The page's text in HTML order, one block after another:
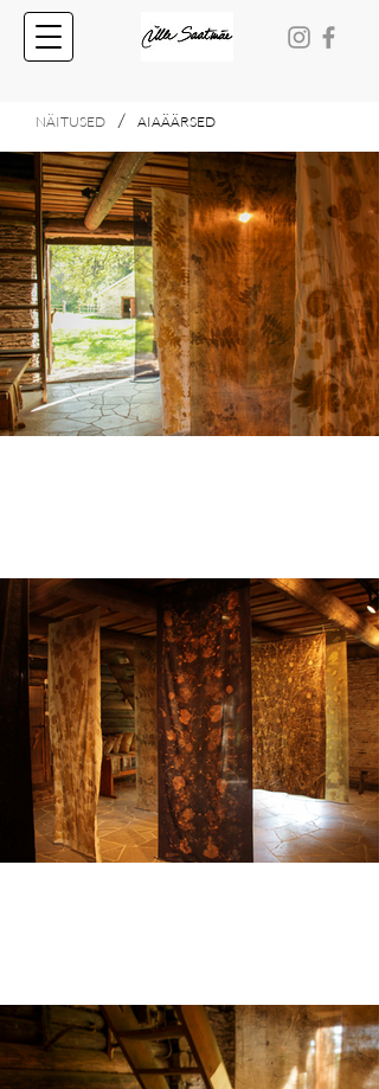
NÄITUSED / AIAÄÄRSED